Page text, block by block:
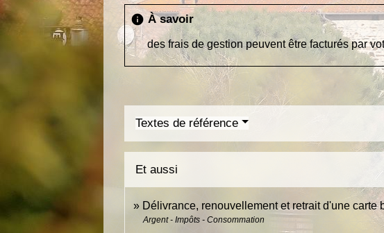
info À savoir
des frais de gestion peuvent être facturés par
Textes de référence
Et aussi
Délivrance, renouvellement et retrait d'une carte
Argent - Impôts - Consommation